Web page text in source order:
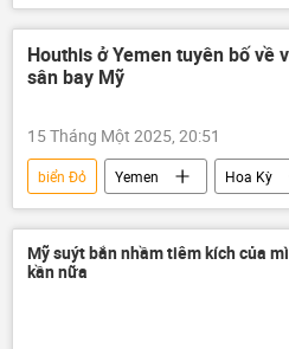
Hoa Kỳ
Thế giới
Trung Đông
Yemen
Báo chí thế giới
Houthis ở Yemen tuyên bố về
sân bay Mỹ
15 Tháng Một 2025, 20:51
biển Đỏ Yemen
Hoa Kỳ
Thế giới
thông tin
tàu sân bay
xung đột quân
tấn công
Mỹ suýt bắn nhầm tiêm kích của
kần nữa